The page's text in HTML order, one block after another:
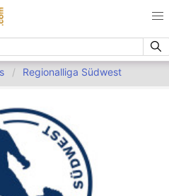
Regionalliga Südwest